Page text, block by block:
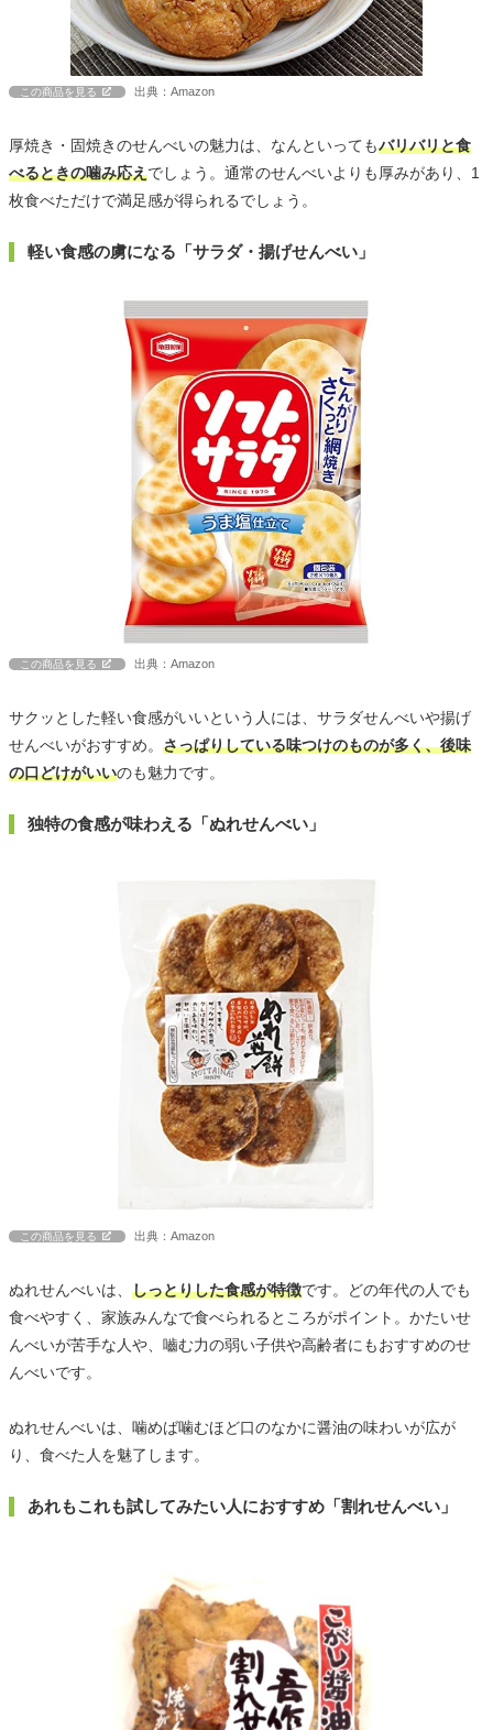
この商品を見る 出典：Amazon
厚焼き・固焼きのせんべいの魅力は、なんといってもバリバリと食
べるときの噛み応えでしょう。通常のせんべいよりも厚みがあり、1
枚食べただけで満足感が得られるでしょう。
軽い食感の虜になる「サラダ・揚げせんべい」
この商品を見る 出典：Amazon
サクッとした軽い食感がいいという人には、サラダせんべいや揚げ
せんべいがおすすめ。 さっぱりしている味つけのものが多く、後味
の口どけがいいのも魅力です。
独特の食感が味わえる「ぬれせんべい」
この商品を見る 出典：Amazon
ぬれせんべいは、 しっとりした食感が特徴です。どの年代の人でも
食べやすく、家族みんなで食べられるところがポイント。かたいせ
んべいが苦手な人や、嚙む力の弱い子供や高齢者にもおすすめのせ
んべいです。
ぬれせんべいは、噛めば噛むほど口のなかに醤油の味わいが広が
り、食べた人を魅了します。
あれもこれも試してみたい人におすすめ「割れせんべい」